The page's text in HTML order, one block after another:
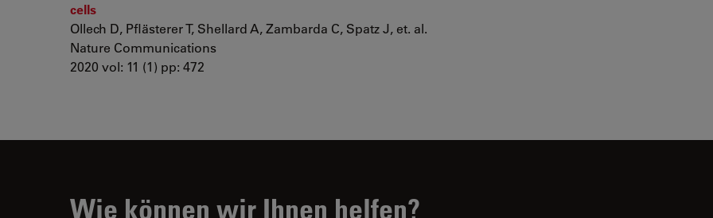
cells
Ollech D, Pflästerer T, Shellard A, Zambarda C, Spatz J, et. al.
Nature Communications
2020 vol: 11 (1) pp: 472
Wie können wir Ihnen helfen?